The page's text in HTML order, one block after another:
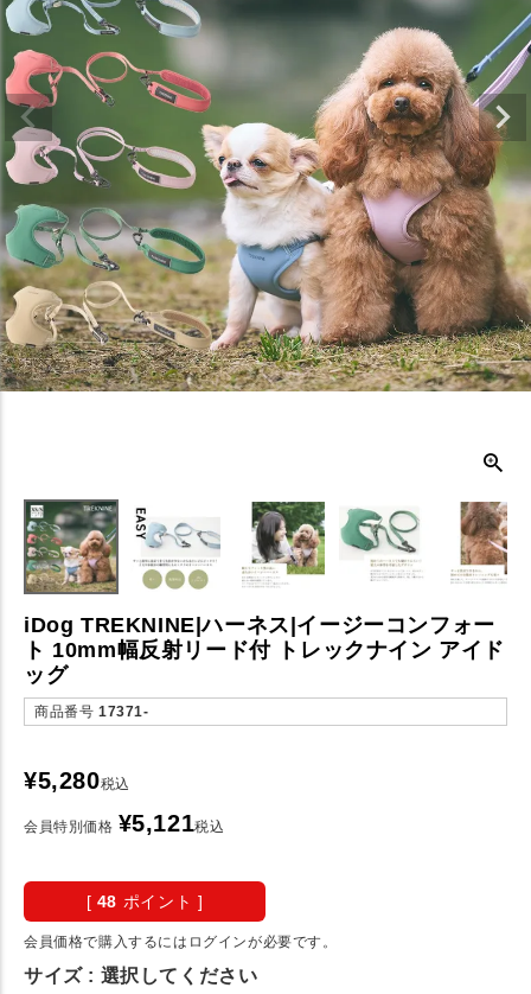
iDog TREKNINE|ハーネス|イージーコンフォー
ト 10mm幅反射リード付 トレックナイン アイド
ッグ
商品番号 17371-
¥5,280税込
会員特別価格 ¥5,121税込
[ 48 ポイント ]
会員価格で購入するにはログインが必要です。
サイズ 選択してください